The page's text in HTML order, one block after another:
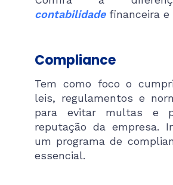
contabilidadefinanceira e
Compliance
Tem como foco o
leis, regulamentos e
para evitar multas e
reputação da empresa.
um programa de
essencial​.